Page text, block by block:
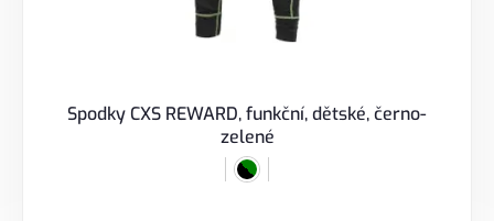
Spodky CXS REWARD, funkční, dětské, černo-
zelené